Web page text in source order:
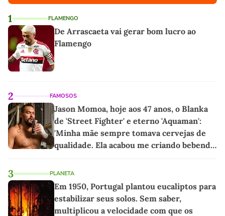
1 FLAMENGO
De Arrascaeta vai gerar bom lucro ao
Flamengo
2 FAMOSOS
Jason Momoa, hoje aos 47 anos, o Blanka
de 'Street Fighter' e eterno 'Aquaman':
'Minha mãe sempre tomava cervejas de
qualidade. Ela acabou me criando bebendo
3 PLANETA
Em 1950, Portugal plantou eucaliptos para
estabilizar seus solos. Sem saber,
multiplicou a velocidade com que os